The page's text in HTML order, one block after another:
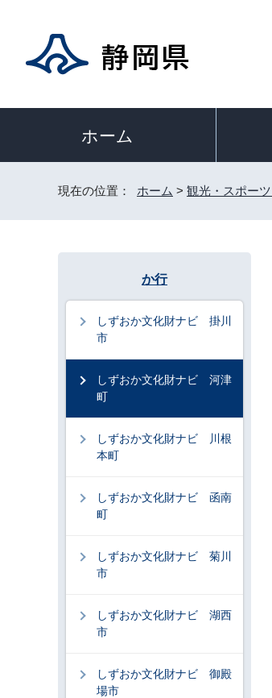
ホーム
現在の位置： ホーム > 観光・スポー
か行
しずおか文化財ナビ 掛川
市
しずおか文化財ナビ 河津
町
しずおか文化財ナビ 川根
本町
しずおか文化財ナビ 函南
町
しずおか文化財ナビ 菊川
市
しずおか文化財ナビ 湖西
市
しずおか文化財ナビ 御殿
場市